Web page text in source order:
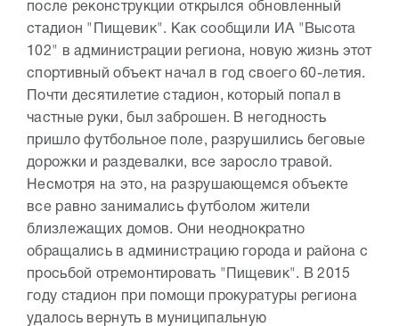
после реконструкции открылся обновленный
стадион "Пищевик". Как сообщили ИА "Высота
102" в администрации региона, новую жизнь этот
спортивный объект начал в год своего 60-летия.
Почти десятилетие стадион, который попал в
частные руки, был заброшен. В негодность
пришло футбольное поле, разрушились беговые
дорожки и раздевалки, все заросло травой.
Несмотря на это, на разрушающемся объекте
все равно занимались футболом жители
близлежащих домов. Они неоднократно
обращались в администрацию города и района с
просьбой отремонтировать "Пищевик". В 2015
году стадион при помощи прокуратуры региона
удалось вернуть в муниципальную